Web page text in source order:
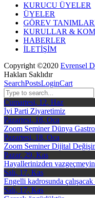
KURUCU ÜYELER
ÜYELER
GÖREV
KURULLAR &
HABERLER
İLETİŞİM
Copyright ©2020 Evrensel
Hakları Saklıdır
SearchPostsLoginCart
Cumartesi, 12, Haz
İyi Parti Ziyaretimiz
Pazartesi, 18, Oca
Zoom Seminer Dünya
Pazartesi, 18, Oca
Zoom Seminer Dijital
Pazar, 29, Kas
Hayallerinizden
Salı, 17, Kas
Engelli kadrosunda çalışacak
Salı, 17, Kas